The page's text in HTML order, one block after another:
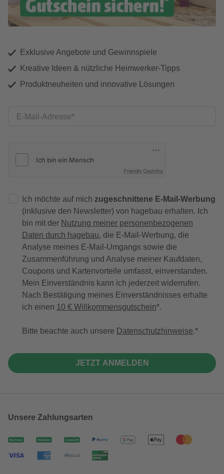
Exklusive Angebote und Gewinnspiele
Kreative Ideen & nützliche Heimwerker-Tipps
Produktneuheiten und innovative Lösungen
E-Mail-Adresse
Friendly Captcha
Ich möchte auf mich zugeschnittene E-Mail-Werbung
(inklusive den Newsletter) von hagebau erhalten. Ich
bin mit der Nutzung meiner personenbezogenen
Daten durch hagebau, die E-Mail-Werbung, die
Analyse meines E-Mail-Umgangs sowie die
Zusammenführung und Analyse meiner Kaufdaten,
Coupons und Kartenvorteile umfasst, einverstanden.
Mein Einverständnis kann ich jederzeit widerrufen.
Nach Bestätigung meines Einverständnisses erhalte
ich einen 10 € Willkommensgutschein*.
Bitte beachte auch unsere Datenschutzhinweise.
JETZT ANMELDEN
Unsere Zahlungsarten